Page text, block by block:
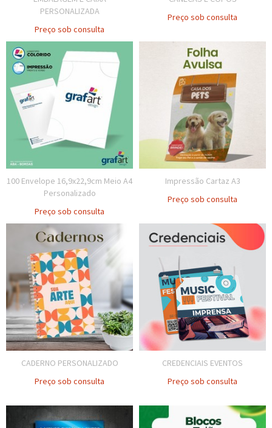
PERSONALIZADA
Preço sob consulta
Preço sob consulta
100 Envelope 16,9x22,9cm Meio A4
Personalizado
Preço sob consulta
Impressão Cartaz A3
Preço sob consulta
CADERNO PERSONALIZADO
Preço sob consulta
CREDENCIAIS EVENTOS
Preço sob consulta